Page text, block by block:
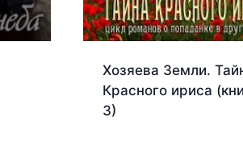
Хозяева Земли.
Красного ириса
3)